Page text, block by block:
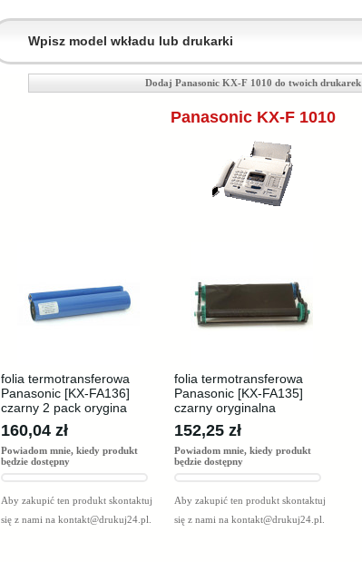
Dodaj Panasonic KX-F 1010 do twoich drukarek
Panasonic KX-F 1010
folia termotransferowa
Panasonic [KX-FA136]
czarny 2 pack orygina
160,04 zł
Powiadom mnie, kiedy produkt
będzie dostępny
Aby zakupić ten produkt skontaktuj
się z nami na kontakt@drukuj24.pl
folia termotransferowa
Panasonic [KX-FA135]
czarny oryginalna
152,25 zł
Powiadom mnie, kiedy produkt
będzie dostępny
Aby zakupić ten produkt skontaktuj
się z nami na kontakt@drukuj24.pl